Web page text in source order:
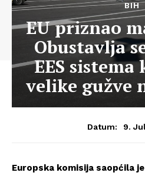
BIH
EU priznao
Obustavlja
EES
velike gužve
Datum: 9.
Europska komisija saopćila